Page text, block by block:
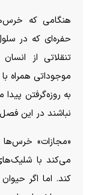
هنگامی که
حفره‌ای که در
تنقلاتی از
موجوداتی همراه
به روزه‌گرفتن
نباشند در این
«مجازات»
می‌کند با
کند. اما اگر